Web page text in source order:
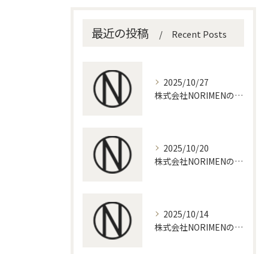
最近の投稿 Recent Posts
2025/10/27
株式会社NORIMENのよもやま話～part４～
2025/10/20
株式会社NORIMENのよもやま話～part３～
2025/10/14
株式会社NORIMENのよもやま話～part２～